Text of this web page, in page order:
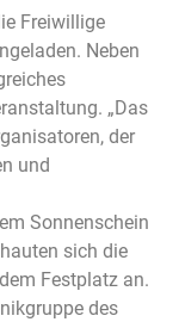
Freiwillige
Neben
„Das
der
und
Sonnenschein
sich die
Festplatz an.
des